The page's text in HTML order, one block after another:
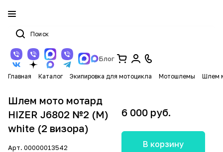
Блог
Главная Каталог Экипировка для мотоцикла Мотошлемы Шлем
Шлем мото мотард
HIZER J6802 №2 (M)
white (2 визора)
Арт. 00000013542
6 000 руб.
В корзину